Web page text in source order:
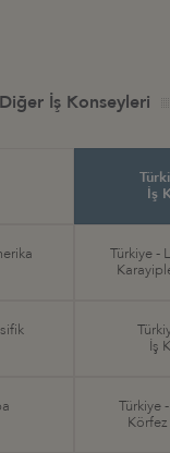
Diğer İş Konseyleri
İş
Türkiye -
İş
Türkiye